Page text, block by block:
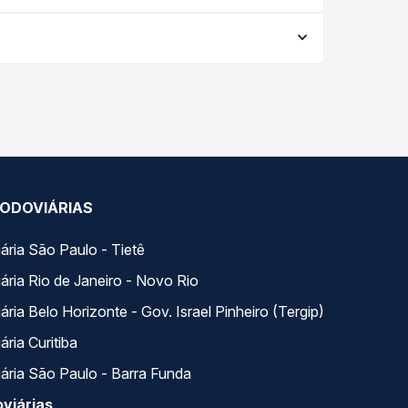
garante a melhor oferta para o seu roteiro.
São Paulo - Tietê
Rio de Janeiro - Novo Rio
Belo Horizonte - Gov. Israel Pinheiro (Tergip)
Curitiba
São Paulo - Barra Funda